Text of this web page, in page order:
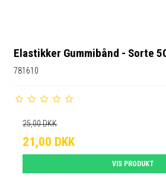
Elastikker Gummibånd - Sorte
781610
25,00 DKK
21,00 DKK
VIS PRODUKT